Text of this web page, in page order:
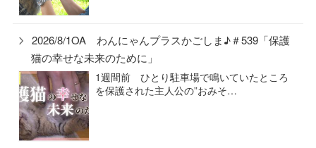
2026/8/1OA わんにゃんプラスかごしま♪＃539「保護
猫の幸せな未来のために」
1週間前 ひとり駐車場で鳴いていたところ
を保護された主人公の”おみそ…